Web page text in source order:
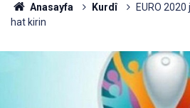
Anasayfa Kurdî
EURO
hat kirin